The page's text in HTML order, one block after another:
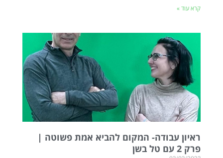
קרא עוד »
ראיון עבודה- המקום להביא אמת פשוטה |
פרק 2 עם טל בשן